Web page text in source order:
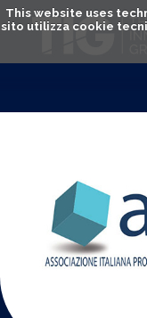
This website uses
sito utilizza cookie